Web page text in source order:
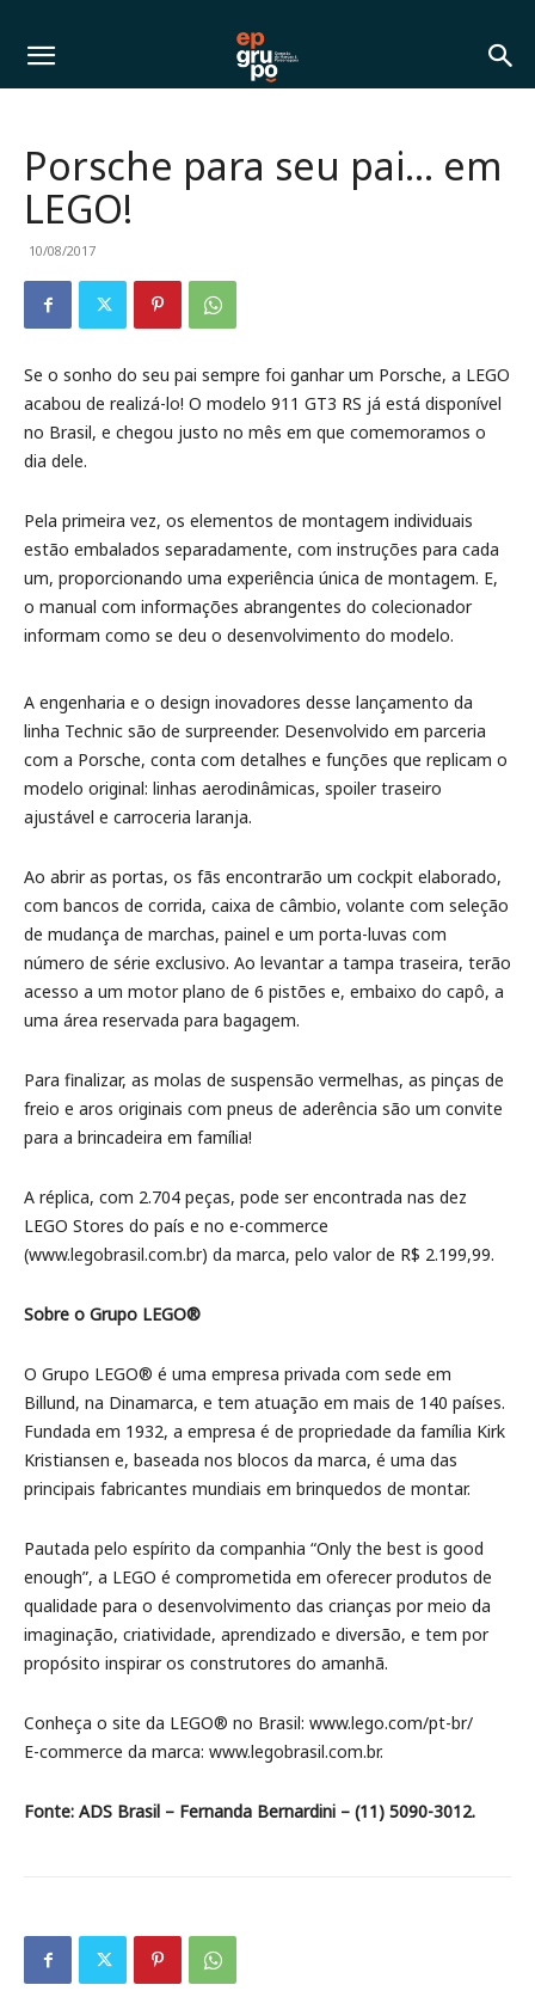
Porsche para seu pai… em
LEGO!
10/08/2017
Se o sonho do seu pai sempre foi ganhar um Porsche, a LEGO
acabou de realizá-lo! O modelo 911 GT3 RS já está disponível
no Brasil, e chegou justo no mês em que comemoramos o
dia dele.
Pela primeira vez, os elementos de montagem individuais
estão embalados separadamente, com instruções para cada
um, proporcionando uma experiência única de montagem. E,
o manual com informações abrangentes do colecionador
informam como se deu o desenvolvimento do modelo.
A engenharia e o design inovadores desse lançamento da
linha Technic são de surpreender. Desenvolvido em parceria
com a Porsche, conta com detalhes e funções que replicam o
modelo original: linhas aerodinâmicas, spoiler traseiro
ajustável e carroceria laranja.
Ao abrir as portas, os fãs encontrarão um cockpit elaborado,
com bancos de corrida, caixa de câmbio, volante com seleção
de mudança de marchas, painel e um porta-luvas com
número de série exclusivo. Ao levantar a tampa traseira, terão
acesso a um motor plano de 6 pistões e, embaixo do capô, a
uma área reservada para bagagem.
Para finalizar, as molas de suspensão vermelhas, as pinças de
freio e aros originais com pneus de aderência são um convite
para a brincadeira em família!
A réplica, com 2.704 peças, pode ser encontrada nas dez
LEGO Stores do país e no e-commerce
(www.legobrasil.com.br) da marca, pelo valor de R$ 2.199,99.
Sobre o Grupo LEGO®
O Grupo LEGO® é uma empresa privada com sede em
Billund, na Dinamarca, e tem atuação em mais de 140 países.
Fundada em 1932, a empresa é de propriedade da família Kirk
Kristiansen e, baseada nos blocos da marca, é uma das
principais fabricantes mundiais em brinquedos de montar.
Pautada pelo espírito da companhia “Only the best is good
enough”, a LEGO é comprometida em oferecer produtos de
qualidade para o desenvolvimento das crianças por meio da
imaginação, criatividade, aprendizado e diversão, e tem por
propósito inspirar os construtores do amanhã.
Conheça o site da LEGO® no Brasil: www.lego.com/pt-br/
E-commerce da marca: www.legobrasil.com.br.
Fonte: ADS Brasil – Fernanda Bernardini – (11) 5090-3012.